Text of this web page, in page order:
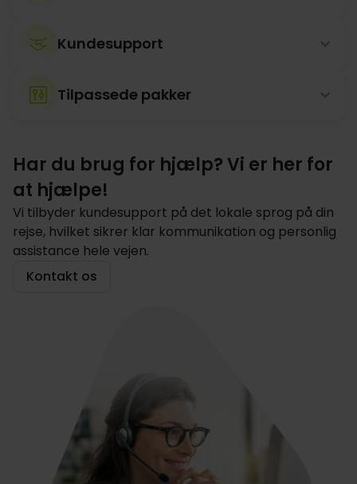
Kundesupport
Tilpassede pakker
Har du brug for hjælp? Vi er her for
at hjælpe!
Vi tilbyder kundesupport på det lokale sprog på din
rejse, hvilket sikrer klar kommunikation og personlig
assistance hele vejen.
Kontakt os